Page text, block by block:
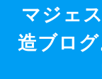
マジェ
造ブロ